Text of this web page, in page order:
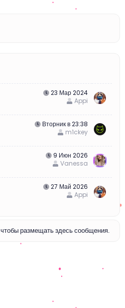
23 Мар 2024
Appi
Вторник в 23:38
m1ckey
9 Июн 2026
Vanessa
27 Май 2026
Appi
размещать здесь сообщения.